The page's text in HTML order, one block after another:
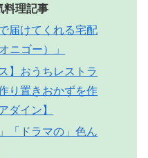
料理記事
届けてくれる宅配
ニゴー）」
】おうちレストラ
り置きおかずを作
ダイン】
「ドラマの」色ん